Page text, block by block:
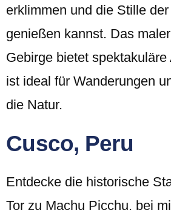
erklimmen und die Stille
genießen kannst. Das
Gebirge bietet
ist ideal für Wanderungen
die Natur.
Cusco, Peru
Entdecke die historische
Tor zu Machu Picchu, bei